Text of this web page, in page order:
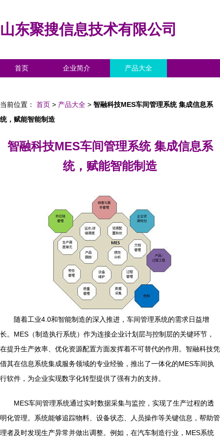
山东聚搜信息技术有限公司
首页 企业简介 产品大全
当前位置： 首页 > 产品大全 > 智融科技MES车间管理系统 集成信息系
统，赋能智能制造
智融科技MES车间管理系统 集成信息系
统，赋能智能制造
随着工业4.0和智能制造的深入推进，车间管理系统的需求日益增
长。MES（制造执行系统）作为连接企业计划层与控制层的关键环节，
在提升生产效率、优化资源配置方面发挥着不可替代的作用。智融科技凭
借其在信息系统集成服务领域的专业经验，推出了一体化的MES车间执
行软件，为企业实现数字化转型提供了强有力的支持。
MES车间管理系统通过实时数据采集与监控，实现了生产过程的透
明化管理。系统能够追踪物料、设备状态、人员操作等关键信息，帮助管
理者及时发现生产异常并做出调整。例如，在汽车制造行业，MES系统